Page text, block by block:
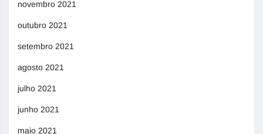
novembro 2021
outubro 2021
setembro 2021
agosto 2021
julho 2021
junho 2021
maio 2021